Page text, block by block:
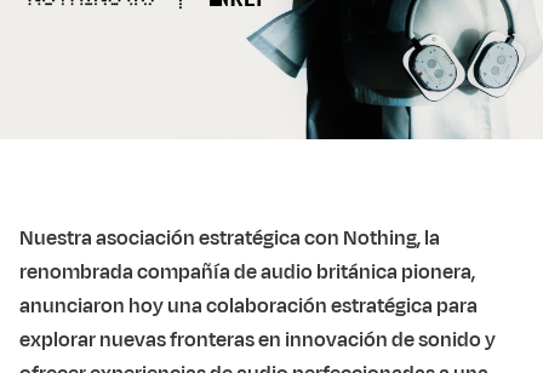
Nuestra asociación estratégica con Nothing, la
renombrada compañía de audio británica pionera,
anunciaron hoy una colaboración estratégica para
explorar nuevas fronteras en innovación de sonido y